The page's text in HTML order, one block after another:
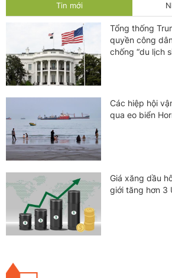
Tin mới
Tổng thống
quyền công
chống “du lịch
Các hiệp hội
qua eo biển
Giá xăng dầu
giới tăng hơn 3